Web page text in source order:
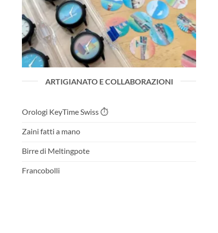
ARTIGIANATO E COLLABORAZIONI
Orologi KeyTime Swiss ⏱️
Zaini fatti a mano
Birre di Meltingpote
Francobolli